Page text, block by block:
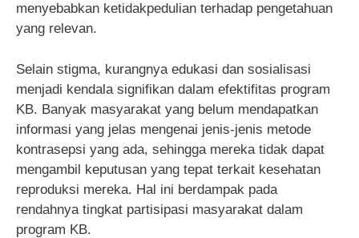
menyebabkan ketidakpedulian terhadap pengetahuan
yang relevan.
Selain stigma, kurangnya edukasi dan sosialisasi
menjadi kendala signifikan dalam efektifitas program
KB. Banyak masyarakat yang belum mendapatkan
informasi yang jelas mengenai jenis-jenis metode
kontrasepsi yang ada, sehingga mereka tidak dapat
mengambil keputusan yang tepat terkait kesehatan
reproduksi mereka. Hal ini berdampak pada
rendahnya tingkat partisipasi masyarakat dalam
program KB.